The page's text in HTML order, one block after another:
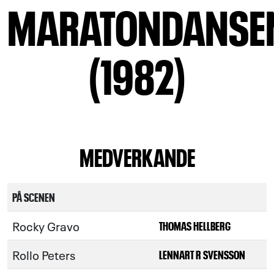
(1982)
MEDVERKANDE
PÅ SCENEN
Rocky Gravo THOMAS HELLBERG
Rollo Peters LENNART R SVENSSON